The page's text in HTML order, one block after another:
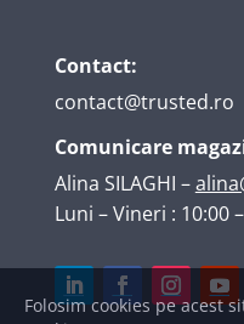
Contact:
contact@trusted.ro
Comunicare
Alina SILAGHI –
Luni – Vineri : 10:00